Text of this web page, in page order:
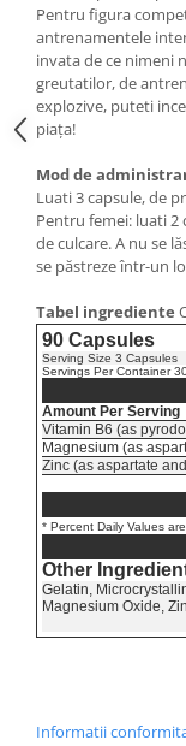
Pentru figura
antrenamentele
invata de ce nimeni
greutatilor, de
explozive, puteti
piața!
Mod de
Luati 3 capsule, de
Pentru femei: luati 2
de culcare. A nu se
se păstreze într-un
Tabel ingrediente
90 Capsules
Serving Size 3 Capsules
Servings Per Container
Amount Per Serving
Vitamin B6 (as
Magnesium (as
Zinc (as aspartate
* Percent Daily Values
Other
Gelatin ,
Magnesium Oxide ,
Informatii